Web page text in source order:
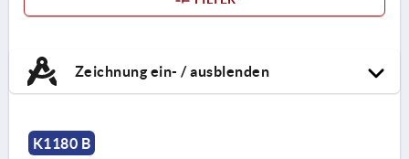
Zeichnung ein- / ausblenden
K1180 B